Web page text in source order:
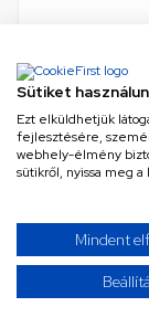
Sütiket
Ezt elküldhetjük
fejlesztésére,
webhely-élmény
sütikről, nyissa meg a
Mindent
Zárófedél
eredeti (gyári)
Csak